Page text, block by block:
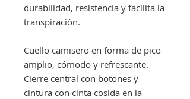
durabilidad, resistencia y facilita la
transpiración.
Cuello camisero en forma de pico
amplio, cómodo y refrescante.
Cierre central con botones y
cintura con cinta cosida en la